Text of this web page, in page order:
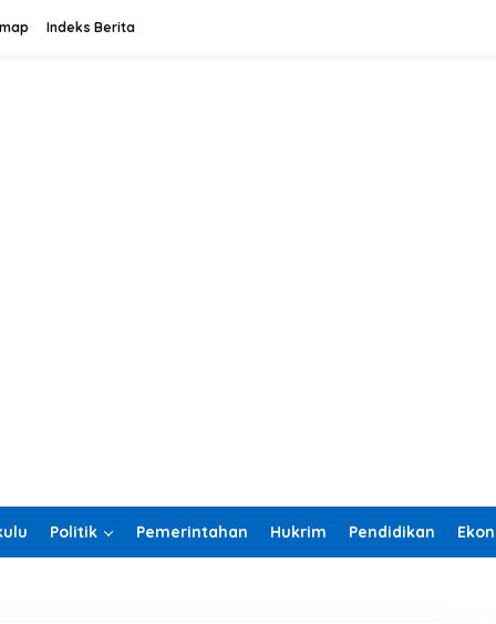
Indeks Berita
Politik Pemerintahan Hukrim Pendidikan